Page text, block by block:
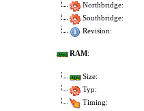
Northbridge:
Southbridge:
Revision:
RAM:
Size:
Typ:
Timing: